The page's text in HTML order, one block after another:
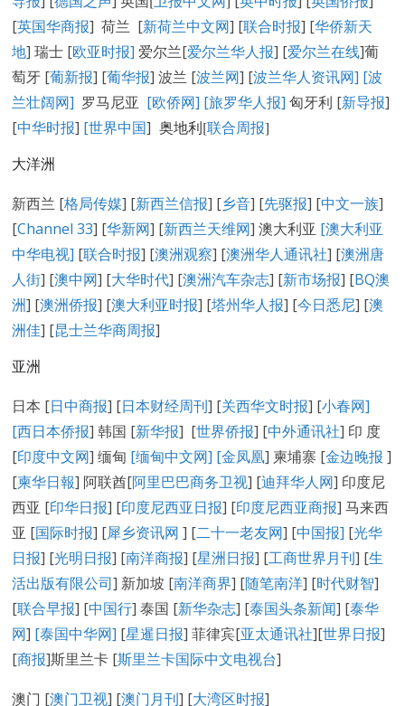
[英国华商报] 荷兰 [新荷兰中文网] [联合时报] [华侨新天
地] 瑞士 [欧亚时报] 爱尔兰[爱尔兰华人报] [爱尔兰在线]葡
萄牙 [葡新报] [葡华报] 波兰 [波兰网] [波兰华人资讯网] [波
兰壮阔网] 罗马尼亚 [欧侨网] [旅罗华人报] 匈牙利 [新导报]
[中华时报] [世界中国] 奥地利[联合周报]
大洋洲
新西兰 [格局传媒] [新西兰信报] [乡音] [先驱报] [中文一族]
[Channel 33] [华新网] [新西兰天维网] 澳大利亚 [澳大利亚
中华电视] [联合时报] [澳洲观察] [澳洲华人通讯社] [澳洲唐
人街] [澳中网] [大华时代] [澳洲汽车杂志] [新市场报] [BQ澳
洲] [澳洲侨报] [澳大利亚时报] [塔州华人报] [今日悉尼] [澳
洲佳] [昆士兰华商周报]
亚洲
日本 [日中商报] [日本财经周刊] [关西华文时报] [小春网]
[西日本侨报] 韩国 [新华报] [世界侨报] [中外通讯社] 印 度
[印度中文网] 缅甸 [缅甸中文网] [金凤凰] 柬埔寨 [金边晚报]
[柬华日報] 阿联酋[阿里巴巴商务卫视] [迪拜华人网] 印度尼
西亚 [印华日报] [印度尼西亚日报] [印度尼西亚商报] 马来西
亚 [国际时报] [犀乡资讯网 ] [二十一老友网] [中国报] [光华
日报] [光明日报] [南洋商报] [星洲日报] [工商世界月刊] [生
活出版有限公司] 新加坡 [南洋商界] [随笔南洋] [时代财智]
[联合早报] [中国行] 泰国 [新华杂志] [泰国头条新闻] [泰华
网] [泰国中华网] [星暹日报] 菲律宾[亚太通讯社][世界日报]
[商报]斯里兰卡 [斯里兰卡国际中文电视台]
澳门 [澳门卫视] [澳门月刊] [大湾区时报]